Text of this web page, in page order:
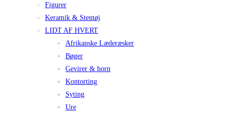
Figurer
Keramik & Stentøj
LIDT AF HVERT
Afrikanske Læderæsker
Bøger
Gevirer & horn
Kontorting
Syting
Ure